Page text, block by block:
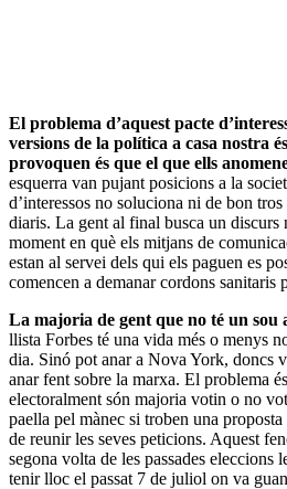
El problema d’aquest pacte
versions de la política a casa nostra
provoquen és que el que ells
esquerra van pujant posicions a la
d’interessos no soluciona ni de bon
diaris. La gent al final busca un discurs
moment en què els mitjans de
estan al servei dels qui els paguen es
comencen a demanar cordons sanitaris
La majoria de gent que no té un sou
llista Forbes té una vida més o menys
dia. Sinó pot anar a Nova York, doncs
anar fent sobre la marxa. El problema
electoralment són majoria votin o no
paella pel mànec si troben una
de reunir les seves peticions. Aquest
segona volta de les passades eleccions
tenir lloc el passat 7 de juliol on va